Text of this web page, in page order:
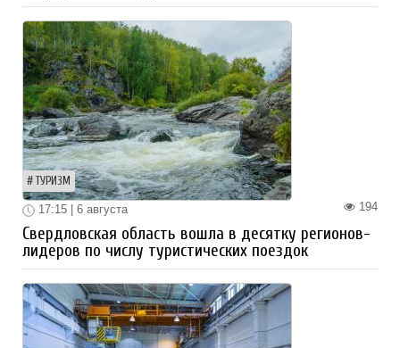
ТУРИЗМ
194
17:15 | 6 августа
Свердловская область вошла в десятку регионов-
лидеров по числу туристических поездок